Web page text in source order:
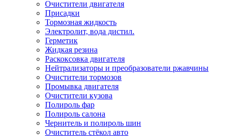
Очистители двигателя
Присадки
Тормозная жидкость
Электролит, вода дистил.
Герметик
Жидкая резина
Раскоксовка двигателя
Нейтрализаторы и преобразователи ржавчины
Очистители тормозов
Промывка двигателя
Очистители кузова
Полироль фар
Полироль салона
Чернитель и полироль шин
Очиститель стёкол авто